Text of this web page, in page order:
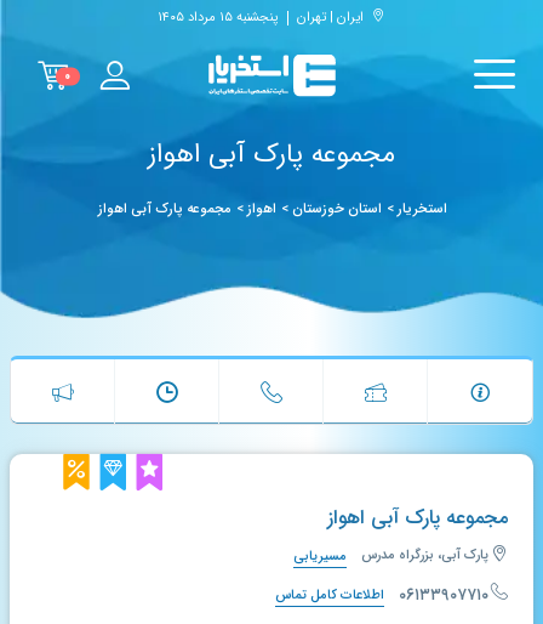
ایران | تهران پنجشنبه ۱۵ مرداد ۱۴۰۵
۰
مجموعه پارک آبی اهواز
استخریار> استان خوزستان> اهواز> مجموعه پارک آبی اهواز
مجموعه پارک آبی اهواز
پارک آبی، بزرگراه مدرس مسیریابی
۰۶۱۳۳۹۰۷۷۱۰ اطلاعات کامل تماس